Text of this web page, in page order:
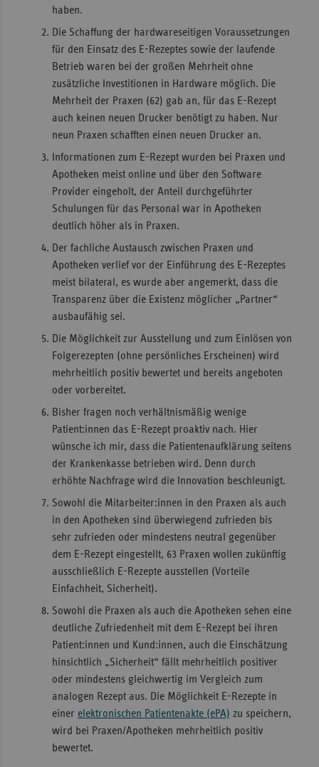
haben.
Die Schaffung der hardwareseitigen Voraussetzungen
für den Einsatz des E-Rezeptes sowie der laufende
Betrieb waren bei der großen Mehrheit ohne
zusätzliche Investitionen in Hardware möglich. Die
Mehrheit der Praxen (62) gab an, für das E-Rezept
auch keinen neuen Drucker benötigt zu haben. Nur
neun Praxen schafften einen neuen Drucker an.
Informationen zum E-Rezept wurden bei Praxen und
Apotheken meist online und über den Software
Provider eingeholt, der Anteil durchgeführter
Schulungen für das Personal war in Apotheken
deutlich höher als in Praxen.
Der fachliche Austausch zwischen Praxen und
Apotheken verlief vor der Einführung des E-Rezeptes
meist bilateral, es wurde aber angemerkt, dass die
Transparenz über die Existenz möglicher „Partner“
ausbaufähig sei.
Die Möglichkeit zur Ausstellung und zum Einlösen von
Folgerezepten (ohne persönliches Erscheinen) wird
mehrheitlich positiv bewertet und bereits angeboten
oder vorbereitet.
Bisher fragen noch verhältnismäßig wenige
Patient:innen das E-Rezept proaktiv nach. Hier
wünsche ich mir, dass die Patientenaufklärung seitens
der Krankenkasse betrieben wird. Denn durch
erhöhte Nachfrage wird die Innovation beschleunigt.
Sowohl die Mitarbeiter:innen in den Praxen als auch
in den Apotheken sind überwiegend zufrieden bis
sehr zufrieden oder mindestens neutral gegenüber
dem E-Rezept eingestellt, 63 Praxen wollen zukünftig
ausschließlich E-Rezepte ausstellen (Vorteile
Einfachheit, Sicherheit).
Sowohl die Praxen als auch die Apotheken sehen eine
deutliche Zufriedenheit mit dem E-Rezept bei ihren
Patient:innen und Kund:innen, auch die Einschätzung
hinsichtlich „Sicherheit“ fällt mehrheitlich positiver
oder mindestens gleichwertig im Vergleich zum
analogen Rezept aus. Die Möglichkeit E-Rezepte in
einer elektronischen Patientenakte (ePA) zu speichern,
wird bei Praxen/Apotheken mehrheitlich positiv
bewertet.